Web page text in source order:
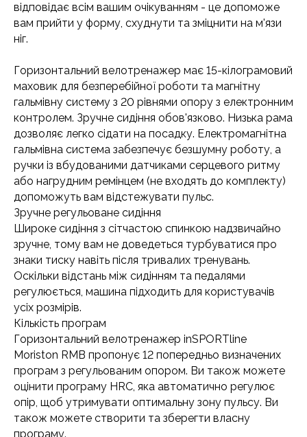
відповідає всім вашим очікуванням - це допоможе
вам прийти у форму, схуднути та зміцнити на м'язи
ніг.
Горизонтальний велотренажер має 15-кілограмовий
маховик для безперебійної роботи та магнітну
гальмівну систему з 20 рівнями опору з електронним
контролем. Зручне сидіння обов'язково. Низька рама
дозволяє легко сідати на посадку. Електромагнітна
гальмівна система забезпечує безшумну роботу, а
ручки із вбудованими датчиками серцевого ритму
або нагрудним ремінцем (не входять до комплекту)
допоможуть вам відстежувати пульс.
Зручне регульоване сидіння
Широке сидіння з сітчастою спинкою надзвичайно
зручне, тому вам не доведеться турбуватися про
знаки тиску навіть після тривалих тренувань.
Оскільки відстань між сидінням та педалями
регулюється, машина підходить для користувачів
усіх розмірів.
Кількість програм
Горизонтальний велотренажер inSPORTline
Moriston RMB пропонує 12 попередньо визначених
програм з регульованим опором. Ви також можете
оцінити програму HRC, яка автоматично регулює
опір, щоб утримувати оптимальну зону пульсу. Ви
також можете створити та зберегти власну
програму.